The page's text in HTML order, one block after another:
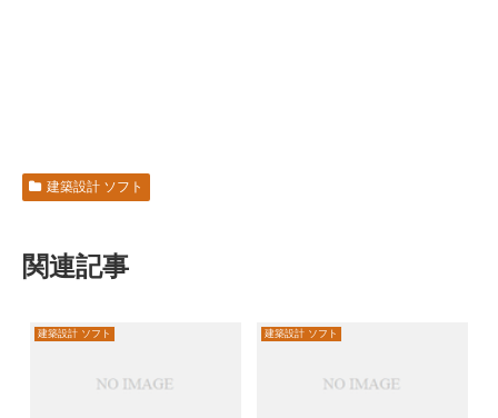
建築設計 ソフト
関連記事
建築設計 ソフト 建築設計 ソフト